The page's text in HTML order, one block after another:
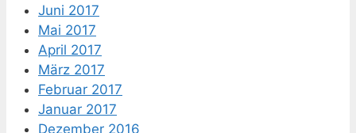
Juni 2017
Mai 2017
April 2017
März 2017
Februar 2017
Januar 2017
Dezember 2016